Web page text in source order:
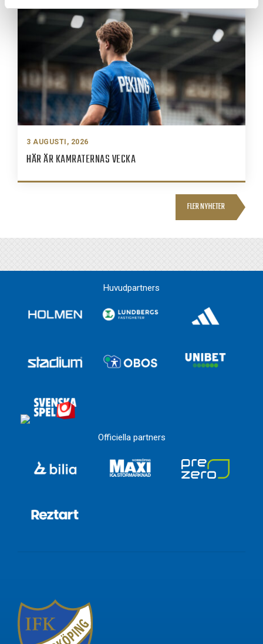
3 AUGUSTI, 2026
HÄR ÄR KAMRATERNAS VECKA
FLER NYHETER
Huvudpartners
Officiella partners